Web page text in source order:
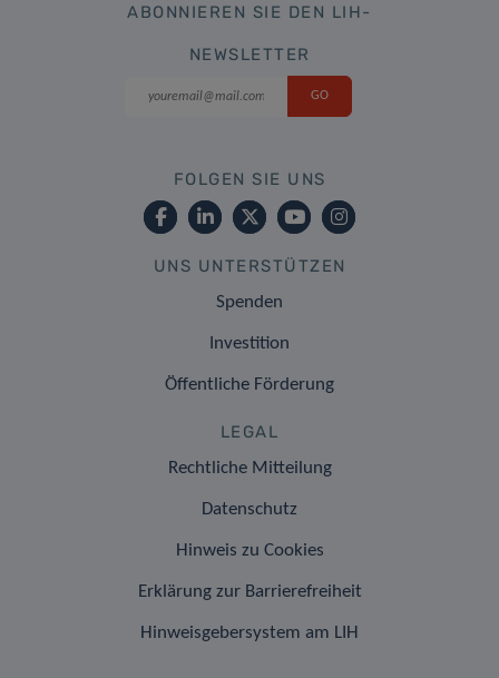
ABONNIEREN SIE DEN LIH-
NEWSLETTER
FOLGEN SIE UNS
UNS UNTERSTÜTZEN
Spenden
Investition
Öffentliche Förderung
LEGAL
Rechtliche Mitteilung
Datenschutz
Hinweis zu Cookies
Erklärung zur Barrierefreiheit
Hinweisgebersystem am LIH